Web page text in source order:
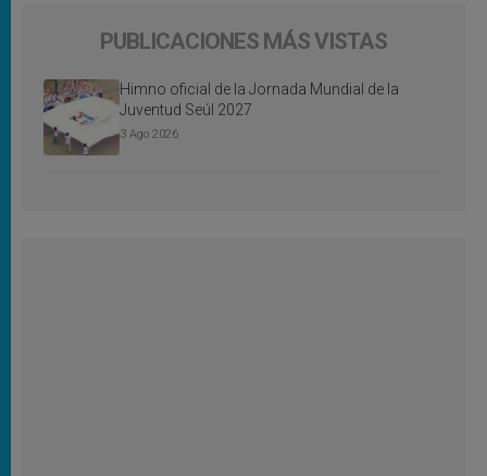
PUBLICACIONES MÁS VISTAS
Himno oficial de la Jornada Mundial de la
Juventud Seúl 2027
3 Ago 2026